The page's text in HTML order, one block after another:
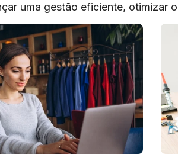
uma gestão eficiente, otimizar